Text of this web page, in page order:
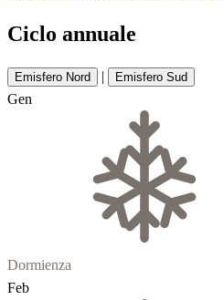
Ciclo annuale
Emisfero Nord | Emisfero Sud
Gen
Dormienza
Feb